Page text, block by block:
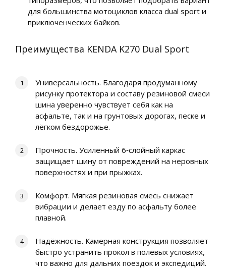
для большинства мотоциклов класса dual sport и
приключенческих байков.
Преимущества KENDA K270 Dual Sport
Универсальность. Благодаря продуманному
рисунку протектора и составу резиновой смеси
шина уверенно чувствует себя как на
асфальте, так и на грунтовых дорогах, песке и
лёгком бездорожье.
Прочность. Усиленный 6‑слойный каркас
защищает шину от повреждений на неровных
поверхностях и при прыжках.
Комфорт. Мягкая резиновая смесь снижает
вибрации и делает езду по асфальту более
плавной.
Надёжность. Камерная конструкция позволяет
быстро устранить прокол в полевых условиях,
что важно для дальних поездок и экспедиций.